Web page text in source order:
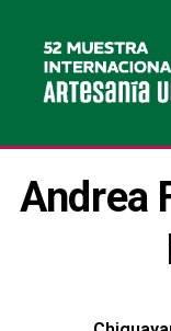
Andrea